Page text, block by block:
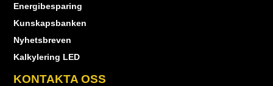
Energibesparing
Kunskapsbanken
Nyhetsbreven
Kalkylering LED
KONTAKTA OSS